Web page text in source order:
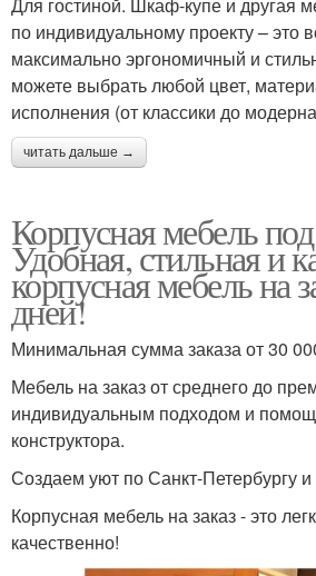
по индивидуальному проекту – это
максимально эргономичный и
можете выбрать любой цвет,
исполнения (от классики до
читать дальше →
Корпусная мебель под
Удобная, стильная и
корпусная мебель на
дней!
Минимальная сумма заказа от 30
Мебель на заказ от среднего до
индивидуальным подходом и
конструктора.
Создаем уют по Санкт-Петербургу
Корпусная мебель на заказ - это
качественно!